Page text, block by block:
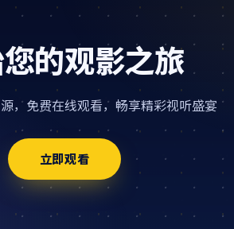
的观影之旅
，免费在线观看，畅享精彩视听盛宴
立即观看